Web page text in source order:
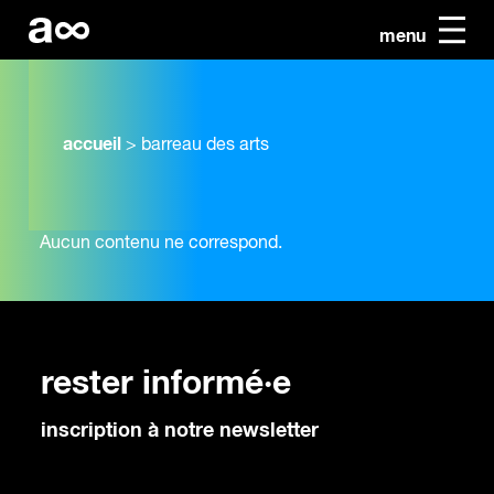
menu
accueil > barreau des arts
Aucun contenu ne correspond.
rester informé·e
inscription à notre newsletter